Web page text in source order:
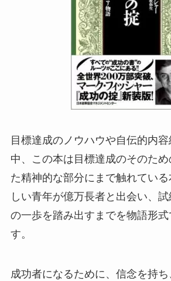
目標達成のノウハウや自伝的内
中、この本は目標達成のそのた
た精神的な部分にまで触れてい
しい青年が億万長者と出会い、
の一歩を踏み出すまでを物語形式
す。
成功者になるために、信念を持